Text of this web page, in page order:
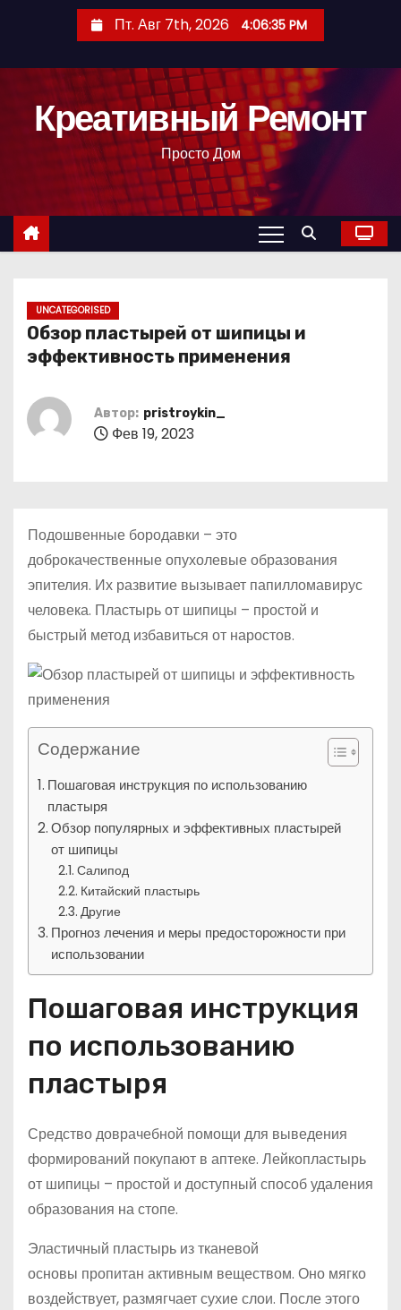
с
Пт. Авг 7th, 2026 4:06:36 PM
Креативный Ремонт
Просто Дом
UNCATEGORISED
Обзор пластырей от шипицы и
эффективность применения
Автор: pristroykin_
Фев 19, 2023
Подошвенные бородавки – это
доброкачественные опухолевые образования
эпителия. Их развитие вызывает папилломавирус
человека. Пластырь от шипицы – простой и
быстрый метод избавиться от наростов.
Содержание
Пошаговая инструкция по использованию
пластыря
Обзор популярных и эффективных пластырей
от шипицы
Салипод
Китайский пластырь
Другие
Прогноз лечения и меры предосторожности при
использовании
Пошаговая инструкция
по использованию
пластыря
Средство доврачебной помощи для выведения
формирований покупают в аптеке. Лейкопластырь
от шипицы – простой и доступный способ удаления
образования на стопе.
Эластичный пластырь из тканевой
основы пропитан активным веществом. Оно мягко
воздействует, размягчает сухие слои. После этого